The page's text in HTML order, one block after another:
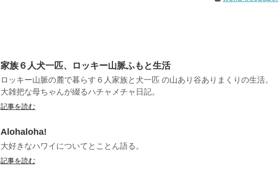
家族６人犬一匹、ロッキー山脈ふもと生活
ロッキー山脈の麓で暮らす６人家族と犬一匹 の山あり谷ありまくりの生活。
大雑把な母ちゃんが綴るハチャメチャ日記。
記事を読む
Alohaloha!
大好きなハワイについてとことん語る。
記事を読む